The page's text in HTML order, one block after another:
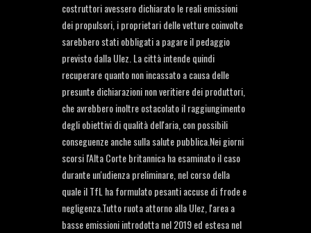
costruttori avessero dichiarato le reali emissioni
dei propulsori, i proprietari delle vetture coinvolte
sarebbero stati obbligati a pagare il pedaggio
previsto dalla Ulez. La città intende quindi
recuperare quanto non incassato a causa delle
presunte dichiarazioni non veritiere dei produttori,
che avrebbero inoltre ostacolato il raggiungimento
degli obiettivi di qualità dell'aria, con possibili
conseguenze anche sulla salute pubblica.Nei giorni
scorsi l'Alta Corte britannica ha esaminato il caso
durante un'udienza preliminare, nel corso della
quale il TfL ha formulato pesanti accuse di frode e
negligenza.Tutto ruota attorno alla Ulez, l'area a
basse emissioni introdotta nel 2019 ed estesa nel